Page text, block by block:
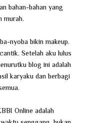
bahan-bahan yang
murah.
nyoba bikin makeup.
Setelah aku lulus
blog ini adalah
karyaku dan berbagi
Online adalah